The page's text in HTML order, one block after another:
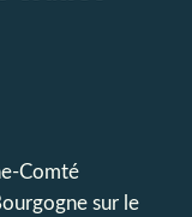
Comté
sur le